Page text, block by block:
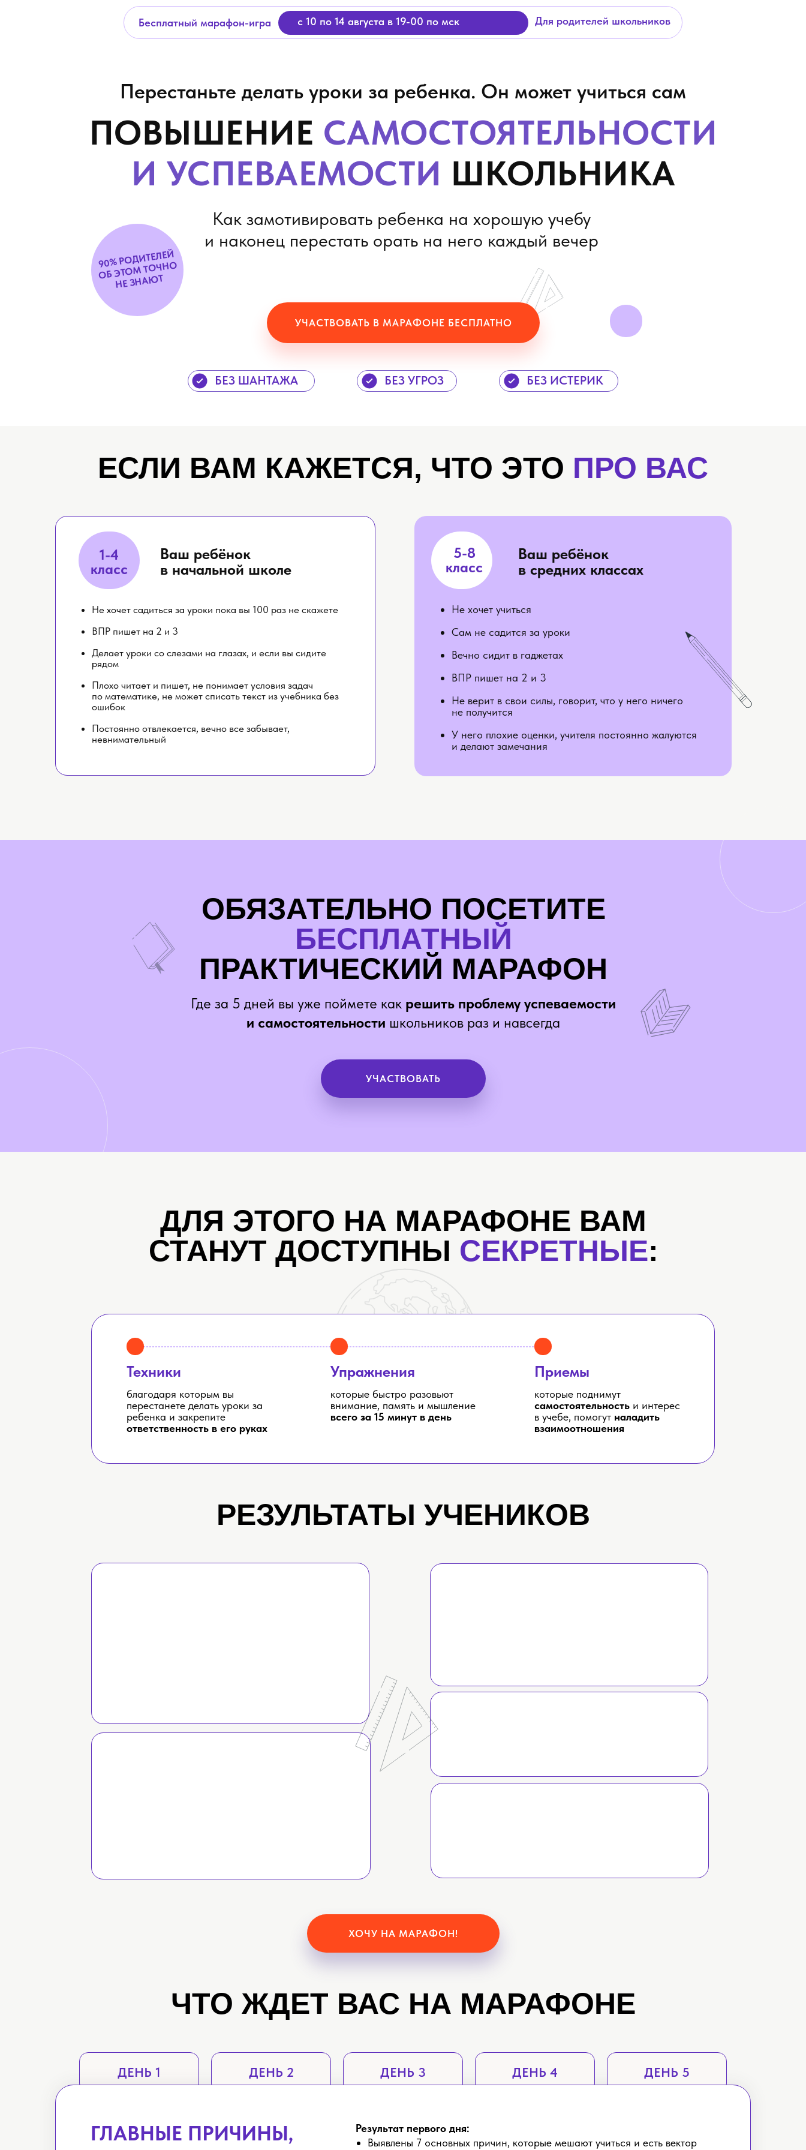
90% РОДИТЕЛЕЙ
ОБ ЭТОМ ТОЧНО
НЕ ЗНА
ЮТ
ПОВЫШЕНИЕ САМОСТОЯТЕЛЬНОСТИ
И УСПЕВАЕМОСТИ ШКОЛЬНИКА
Бесплатный марафон-игра
Как замотивировать ребенка на хорошую учебу
и наконец перестать орать на него каждый вечер
УЧАСТВОВАТЬ В МАРАФОНЕ БЕСПЛАТНО
Перестаньте делать уроки за ребенка. Он может учиться сам
Для родителей школьников
БЕЗ УГРОЗ
с 10 по 14 августа в 19-00 по мск
БЕЗ ИСТЕРИК
БЕЗ ШАНТАЖА
ЕСЛИ ВАМ КАЖЕТСЯ, ЧТО ЭТО ПРО ВАС
Ваш ребёнок
в средних классах
Не хочет учиться
Сам не садится за уроки
Вечно сидит в гаджетах
ВПР пишет на 2 и 3
Не верит в свои силы, говорит, что у него ничего
не получится
У него плохие оценки, учителя постоянно жалуются
и делают замечания
Ваш ребёнок
в начальной школе
Не хочет садиться за уроки пока вы 100 раз не скажете
ВПР пишет на 2 и 3
Делает уроки со слезами на глазах, и если вы сидите
рядом
Плохо читает и пишет, не понимает условия задач
по математике, не может списать текст из учебника без
ошибок
Постоянно отвлекается, вечно все забывает,
невнимательный
1-4
класс
5-8
класс
ОБЯЗАТЕЛЬНО ПОСЕТИТЕ
БЕСПЛАТНЫЙ
ПРАКТИЧЕСКИЙ МАРАФОН
Где за 5 дней вы уже поймете как решить проблему успеваемости
и самостоятельности школьников раз и навсегда
УЧАСТВОВАТЬ
благодаря которым вы
перестанете делать уроки за
ребенка и закрепите
ответственность в его руках
ДЛЯ ЭТОГО НА МАРАФОНЕ ВАМ
СТАНУТ ДОСТУПНЫ СЕКРЕТНЫЕ:
которые быстро разовьют
внимание, память и мышление
всего за 15 минут в день
которые поднимут
самостоятельность и интерес
в учебе, помогут наладить
взаимоотношения
Техники Упражнения Приемы
РЕЗУЛЬТАТЫ УЧЕНИКОВ
ХОЧУ НА МАРАФОН!
ЧТО ЖДЕТ ВАС НА МАРАФОНЕ
ДЕНЬ 1 ДЕНЬ 2 ДЕНЬ 3 ДЕНЬ 4 ДЕНЬ 5
ГЛАВНЫЕ ПРИЧИНЫ,
Результат первого дня:
Выявлены 7 основных причин, которые мешают учиться и есть вектор